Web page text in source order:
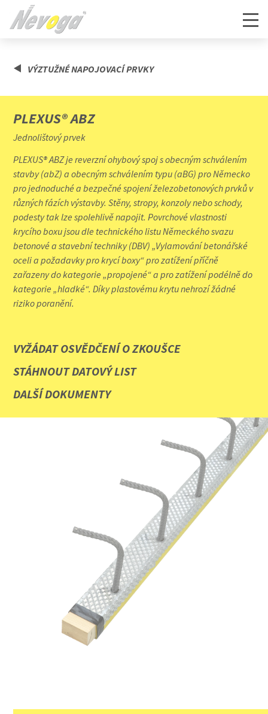
VÝZTUŽNÉ NAPOJOVACÍ PRVKY
PLEXUS® ABZ
Jednolištový prvek
PLEXUS® ABZ je reverzní ohybový spoj s obecným schválením
stavby (abZ) a obecným schválením typu (aBG) pro Německo
pro jednoduché a bezpečné spojení železobetonových prvků v
různých fázích výstavby. Stěny, stropy, konzoly nebo schody,
podesty tak lze spolehlivě napojit. Povrchové vlastnosti
krycího boxu jsou dle technického listu Německého svazu
betonové a stavební techniky (DBV) „Vylamování betonářské
oceli a požadavky pro krycí boxy“ pro zatížení příčně
zařazeny do kategorie „propojené“ a pro zatížení podélně do
kategorie „hladké“. Díky plastovému krytu nehrozí žádné
riziko poranění.
VYŽÁDAT OSVĚDČENÍ O ZKOUŠCE
STÁHNOUT DATOVÝ LIST
DALŠÍ DOKUMENTY